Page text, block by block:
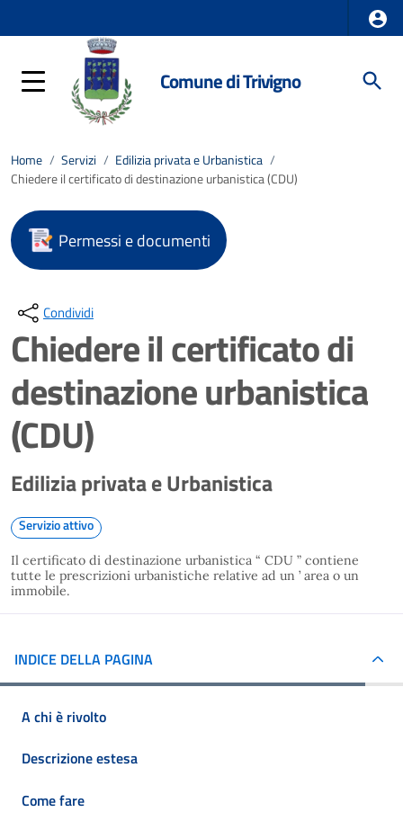
Comune di Trivigno
Home / Servizi / Edilizia privata e Urbanistica /
Chiedere il certificato di destinazione urbanistica (CDU)
Permessi e documenti
Condividi
Chiedere il certificato di
destinazione urbanistica
(CDU)
Edilizia privata e Urbanistica
Servizio attivo
Il certificato di destinazione urbanistica “ CDU ” contiene
tutte le prescrizioni urbanistiche relative ad un ’ area o un
immobile.
INDICE DELLA PAGINA
A chi è rivolto
Descrizione estesa
Come fare